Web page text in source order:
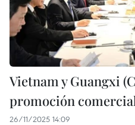
Vietnam y Guangxi
promoción
26/11/2025 14:09